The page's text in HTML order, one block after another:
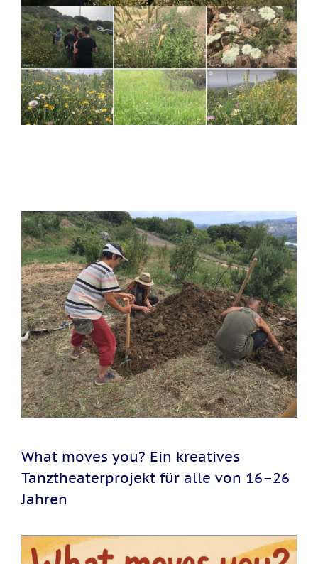
What moves you? Ein kreatives
Tanztheaterprojekt für alle von 16–26
Jahren